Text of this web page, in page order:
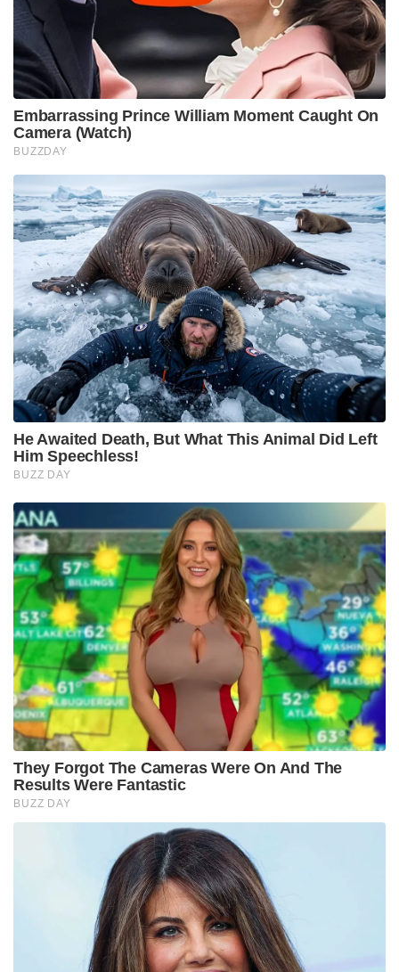
Embarrassing Prince William Moment Caught On
Camera (Watch)
BUZZDAY
He Awaited Death, But What This Animal Did Left
Him Speechless!
BUZZ DAY
They Forgot The Cameras Were On And The
Results Were Fantastic
BUZZ DAY